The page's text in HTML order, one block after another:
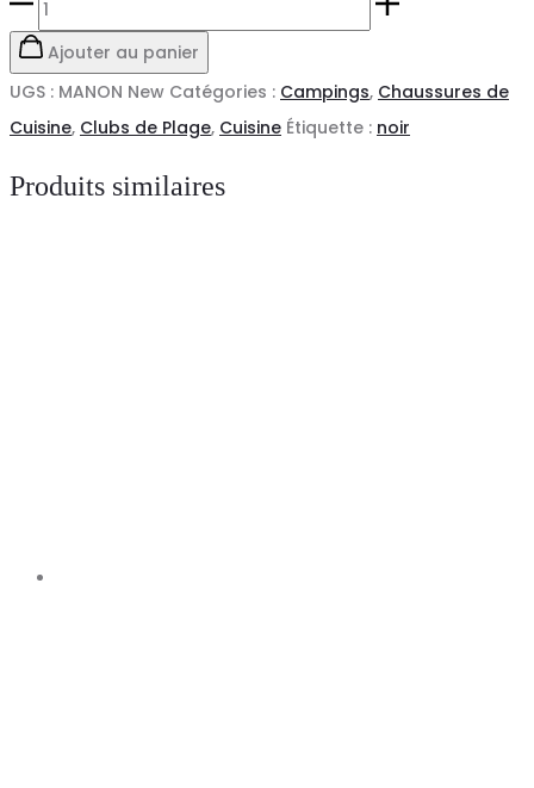
de
Chaussure
femme
Ajouter au panier
UGS : MANON New Catégories : Campings, Chaussures de
Cuisine, Clubs de Plage, Cuisine Étiquette : noir
Produits similaires